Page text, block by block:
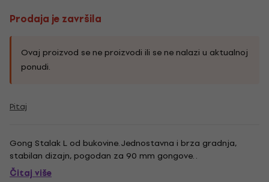
Prodaja je završila
Ovaj proizvod se ne proizvodi ili se ne nalazi u aktualnoj
ponudi.
Pitaj
Gong Stalak L od bukovine. Jednostavna i brza gradnja,
stabilan dizajn, pogodan za 90 mm gongove. .
Čitaj više